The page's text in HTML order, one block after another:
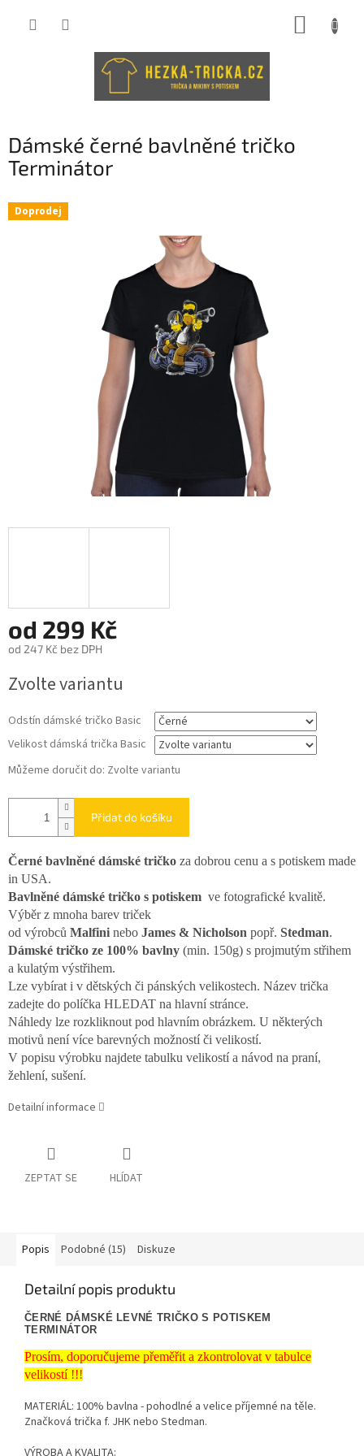
Dámské černé bavlněné tričko
Terminátor
Doprodej
od 299 Kč
od 247 Kč bez DPH
cena:
Zvolte variantu
Odstín dámské tričko Basic
Velikost dámská trička Basic
Můžeme doručit do: Zvolte variantu
Přidat do košíku
Černé bavlněné dámské tričko za dobrou cenu a s potiskem made
in USA.
Bavlněné dámské tričko s potiskem ve fotografické kvalitě.
Výběr z mnoha barev triček
od výrobců Malfini nebo James & Nicholson popř. Stedman.
Dámské tričko ze 100% bavlny (min. 150g) s projmutým střihem
a kulatým výstřihem.
Lze vybírat i v dětských či pánských velikostech. Název trička
zadejte do políčka HLEDAT na hlavní stránce.
Náhledy lze rozkliknout pod hlavním obrázkem. U některých
motivů není více barevných možností či velikostí.
V popisu výrobku najdete tabulku velikostí a návod na praní,
žehlení, sušení.
Detailní informace
ZEPTAT SE HLÍDAT
Popis Podobné (15) Diskuze
Detailní popis produktu
ČERNÉ DÁMSKÉ LEVNÉ TRIČKO S POTISKEM
TERMINÁTOR
Prosím, doporučujeme přeměřit a zkontrolovat v tabulce
velikostí !!!
MATERIÁL: 100% bavlna - pohodlné a velice příjemné na těle.
Značková trička f. JHK nebo Stedman.